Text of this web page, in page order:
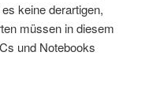
keine derartigen,
müssen in diesem
und Notebooks